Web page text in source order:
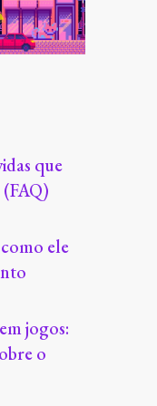
que
ele
jogos:
o